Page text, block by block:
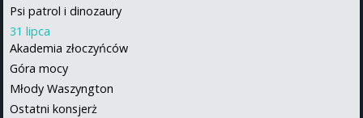
Psi patrol i dinozaury
31 lipca
Akademia złoczyńców
Góra mocy
Młody Waszyngton
Ostatni konsjerż